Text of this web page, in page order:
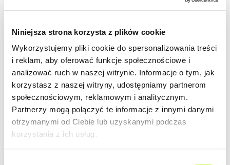
Niniejsza strona korzysta z plików cookie
Wykorzystujemy pliki cookie do spersonalizowania treści
i reklam, aby oferować funkcje społecznościowe i
analizować ruch w naszej witrynie. Informacje o tym, jak
korzystasz z naszej witryny, udostępniamy partnerom
społecznościowym, reklamowym i analitycznym.
Partnerzy mogą połączyć te informacje z innymi danymi
otrzymanymi od Ciebie lub uzyskanymi podczas
korzystania z ich usług.
DOWIEDZ SIĘ WIĘCEJ O LOKALIZACJI
lokalizacja w centrum
nowoczesna architektura
piękne widoki na Rzeszów
GALERIA